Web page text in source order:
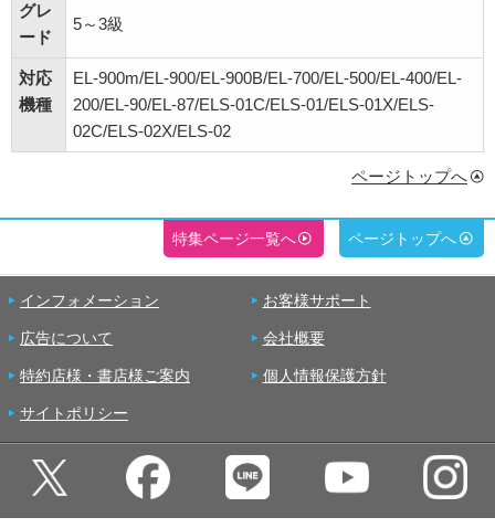
グレ
ード
5～3級
対応
機種
EL-900m/EL-900/EL-900B/EL-700/EL-500/EL-400/EL-
200/EL-90/EL-87/ELS-01C/ELS-01/ELS-01X/ELS-
02C/ELS-02X/ELS-02
ページトップへ
特集ページ一覧へ ページトップへ
インフォメーション お客様サポート
広告について 会社概要
特約店様・書店様ご案内 個人情報保護方針
サイトポリシー